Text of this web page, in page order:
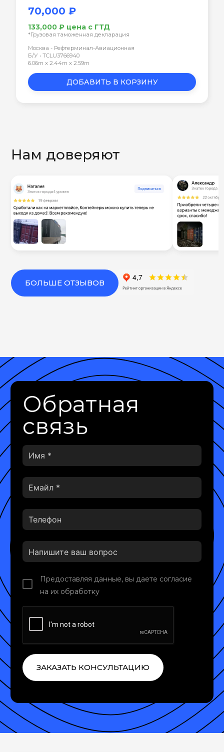
70,000 ₽
133,000 ₽ цена с ГТД
*Грузовая таможенная декларация
Москва - Рефтерминал-Авиационная
Б/У • TCLU3766940
6.06m x 2.44m x 2.59m
ДОБАВИТЬ В КОРЗИНУ
Нам доверяют
БОЛЬШЕ ОТЗЫВОВ
Обратная
связь
Предоставляя данные, вы даете согласие
на их обработку
ЗАКАЗАТЬ КОНСУЛЬТАЦИЮ